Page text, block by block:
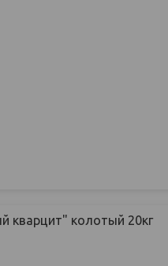
кварцит" колотый 20кг